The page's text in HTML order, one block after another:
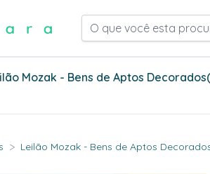
O que você esta
Mozak - Bens de Aptos Decorados
> Leilão Mozak - Bens de Aptos